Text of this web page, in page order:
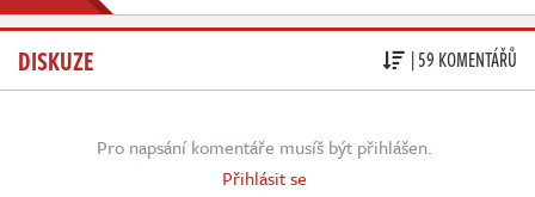
DISKUZE | 59 KOMENTÁŘŮ
Pro napsání komentáře musíš být přihlášen.
Přihlásit se